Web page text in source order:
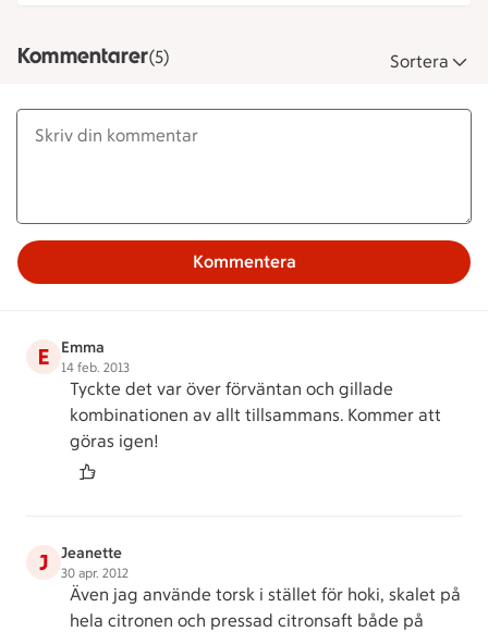
Kommentarer(5) Sortera
Kommentera
E Emma
14 feb. 2013
Tyckte det var över förväntan och gillade
kombinationen av allt tillsammans. Kommer att
göras igen!
J Jeanette
30 apr. 2012
Även jag använde torsk i stället för hoki, skalet på
hela citronen och pressad citronsaft både på